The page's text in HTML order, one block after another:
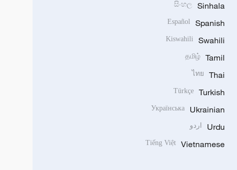
Sinhala
සිංහල
Spanish
Español
Swahili
Kiswahili
Tamil
தமிழ்
Thai
ไทย
Turkish
Türkçe
Ukrainian
Українська
Urdu اردو
Vietnamese
Tiếng Việt